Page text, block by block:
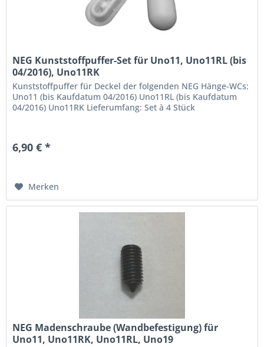
NEG Kunststoffpuffer-Set für Uno11, Uno11RL (bis
04/2016), Uno11RK
Kunststoffpuffer für Deckel der folgenden NEG Hänge-WCs:
Uno11 (bis Kaufdatum 04/2016) Uno11RL (bis Kaufdatum
04/2016) Uno11RK Lieferumfang: Set à 4 Stück
6,90 € *
Merken
NEG Madenschraube (Wandbefestigung) für
Uno11, Uno11RK, Uno11RL, Uno19